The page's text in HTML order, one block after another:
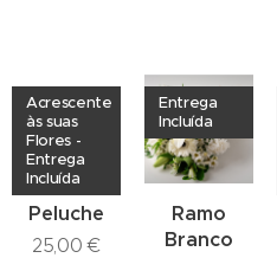
Peluche
Acrescente
às suas
Flores -
Entrega
Incluída
25,00 €
Ramo
Branco
Entrega
Incluída